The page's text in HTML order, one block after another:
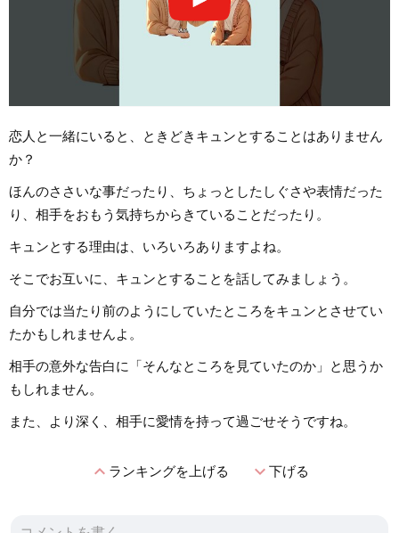
恋人と一緒にいると、ときどきキュンとすることはありません
か？
ほんのささいな事だったり、ちょっとしたしぐさや表情だった
り、相手をおもう気持ちからきていることだったり。
キュンとする理由は、いろいろありますよね。
そこでお互いに、キュンとすることを話してみましょう。
自分では当たり前のようにしていたところをキュンとさせてい
たかもしれませんよ。
相手の意外な告白に「そんなところを見ていたのか」と思うか
もしれません。
また、より深く、相手に愛情を持って過ごせそうですね。
expand_lessランキングを上げる expand_more下げる